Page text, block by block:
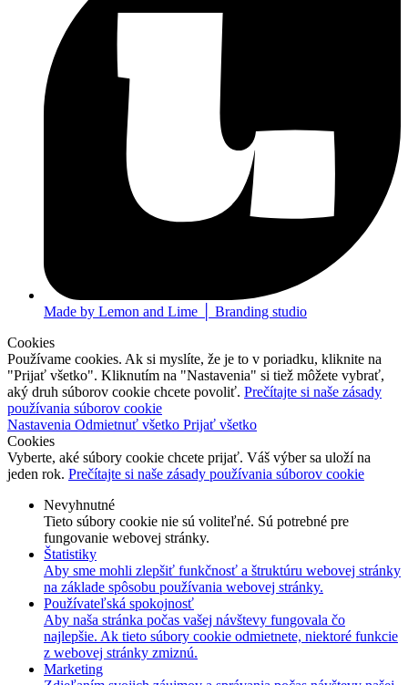
Made by Lemon and Lime │ Branding studio
Cookies
Používame cookies. Ak si myslíte, že je to v poriadku, kliknite na
"Prijať všetko". Kliknutím na "Nastavenia" si tiež môžete vybrať,
aký druh súborov cookie chcete povoliť. Prečítajte si naše zásady
používania súborov cookie
Nastavenia Odmietnuť všetko Prijať všetko
Cookies
Vyberte, aké súbory cookie chcete prijať. Váš výber sa uloží na
jeden rok. Prečítajte si naše zásady používania súborov cookie
Nevyhnutné
Tieto súbory cookie nie sú voliteľné. Sú potrebné pre
fungovanie webovej stránky.
Štatistiky
Aby sme mohli zlepšiť funkčnosť a štruktúru webovej stránky
na základe spôsobu používania webovej stránky.
Používateľská spokojnosť
Aby naša stránka počas vašej návštevy fungovala čo
najlepšie. Ak tieto súbory cookie odmietnete, niektoré funkcie
z webovej stránky zmiznú.
Marketing